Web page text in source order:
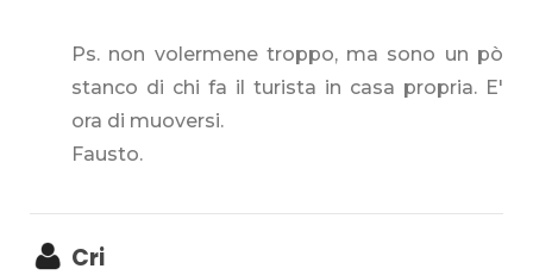
Ps. non volermene troppo, ma sono un pò
stanco di chi fa il turista in casa propria. E'
ora di muoversi.
Fausto.
Cri